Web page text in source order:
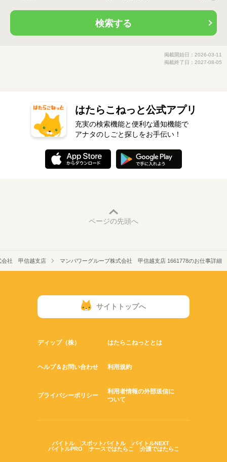
検索する
掲載開始日：2026-03-11
掲載終了日：2027-08-05
はたらこねっと公式アプリ
充実の検索機能と便利な通知機能で
アナタのしごと探しをお手伝い！
ページの先頭へ
会社 甲信越支店 マンパワーグループ株式会社 甲信越支店 1661778のお仕事詳細
サイトトップへ
ディップ（株） はたらこねっととは
ヘルプ＆お問い合わせ 利用規約
プライバシーポリシー
利用者情報の外部送信に
ついて
バイトル スポットバイトル
バイトルNEXT
バイトルPRO
ナースではたらこ 介護ではたらこ